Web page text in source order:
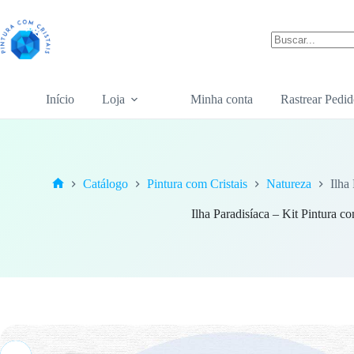
para
o
conteúdo
Início
Loja Minha conta Rastrear
Catálogo Pintura com Cristais Natureza Ilha
Ilha Paradisíaca – Kit Pintura